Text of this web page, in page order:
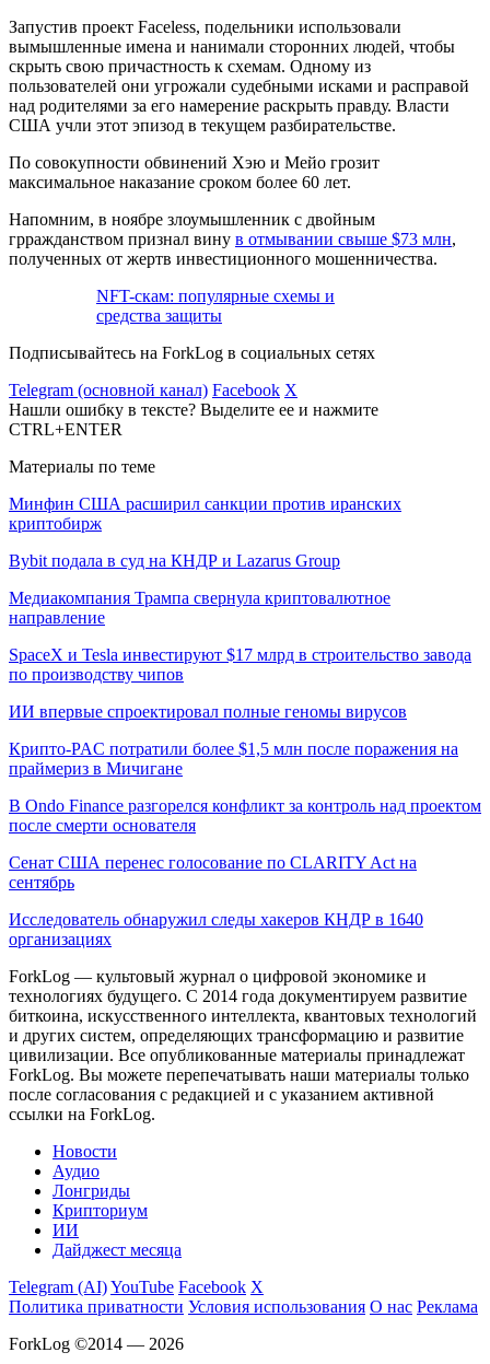
Запустив проект Faceless, подельники использовали
вымышленные имена и нанимали сторонних людей, чтобы
скрыть свою причастность к схемам. Одному из
пользователей они угрожали судебными исками и расправой
над родителями за его намерение раскрыть правду. Власти
США учли этот эпизод в текущем разбирательстве.
По совокупности обвинений Хэю и Мейо грозит
максимальное наказание сроком более 60 лет.
Напомним, в ноябре злоумышленник с двойным
грражданством признал вину в отмывании свыше $73 млн,
полученных от жертв инвестиционного мошенничества.
NFT-скам: популярные схемы и
средства защиты
Подписывайтесь на ForkLog в социальных сетях
Telegram (основной канал) Facebook X
Нашли ошибку в тексте? Выделите ее и нажмите
CTRL+ENTER
Материалы по теме
Минфин США расширил санкции против иранских
криптобирж
Bybit подала в суд на КНДР и Lazarus Group
Медиакомпания Трампа свернула криптовалютное
направление
SpaceX и Tesla инвестируют $17 млрд в строительство завода
по производству чипов
ИИ впервые спроектировал полные геномы вирусов
Крипто-PAC потратили более $1,5 млн после поражения на
праймериз в Мичигане
В Ondo Finance разгорелся конфликт за контроль над проектом
после смерти основателя
Сенат США перенес голосование по CLARITY Act на
сентябрь
Исследователь обнаружил следы хакеров КНДР в 1640
организациях
ForkLog — культовый журнал о цифровой экономике и
технологиях будущего. С 2014 года документируем развитие
биткоина, искусственного интеллекта, квантовых технологий
и других систем, определяющих трансформацию и развитие
цивилизации. Все опубликованные материалы принадлежат
ForkLog. Вы можете перепечатывать наши материалы только
после согласования с редакцией и с указанием активной
ссылки на ForkLog.
Новости
Аудио
Лонгриды
Крипториум
ИИ
Дайджест месяца
Telegram (AI)YouTube Facebook X
Политика приватности Условия использования О нас Реклама
ForkLog ©2014 — 2026